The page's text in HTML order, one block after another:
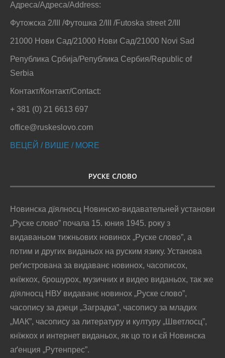
Адреса/Адреса/Address:
Футожска 2/III /Футошка 2/III /Futoska street 2/III
21000 Нови Сад/21000 Нови Сад/21000 Novi Sad
Република Србија/Република Сербия/Republic of
Serbia
Контакт/Контакт/Contact:
+ 381 (0) 21 6613 697
office@ruskeslovo.com
ВЕЦЕЙ / ВИШЕ / MORE
РУСКЕ СЛОВО
Новинска дїялносц Новинско-видавательней установи
„Руске слово” почала 15. юния 1945. року з
видаваньом тижньових новинох „Руске слово”, а
потим и других виданьох на руским язику. Установа
реґистрована за видаванє новинох, часописох,
кнїжкох, брошурох, музичних и видео виданьох, так же
дїялносц НВУ видаванє новинох „Руске слово”,
часопису за дзеци „Заградка”, часопису за младих
„МАК”, часопису за литературу и културу „Шветлосц”,
кнїжкох и интернет виданьох, як цо то и єй Новинска
аґенция „Рутенпрес”.